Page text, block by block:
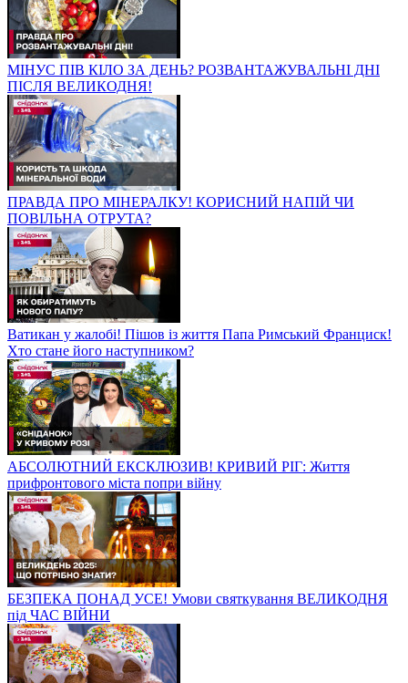
МІНУС ПІВ КІЛО ЗА ДЕНЬ? РОЗВАНТАЖУВАЛЬНІ ДНІ
ПІСЛЯ ВЕЛИКОДНЯ!
ПРАВДА ПРО МІНЕРАЛКУ! КОРИСНИЙ НАПІЙ ЧИ
ПОВІЛЬНА ОТРУТА?
Ватикан у жалобі! Пішов із життя Папа Римський Франциск!
Хто стане його наступником?
АБСОЛЮТНИЙ ЕКСКЛЮЗИВ! КРИВИЙ РІГ: Життя
прифронтового міста попри війну
БЕЗПЕКА ПОНАД УСЕ! Умови святкування ВЕЛИКОДНЯ
під ЧАС ВІЙНИ